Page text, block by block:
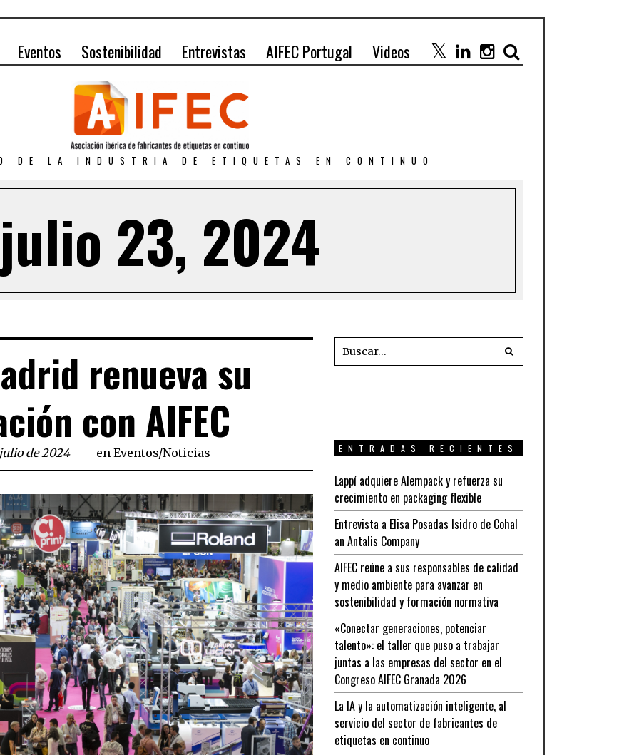
Eventos Sostenibilidad Entrevistas AIFEC Portugal Videos
DE LA INDUSTRIA DE ETIQUETAS EN CONTINUO
julio 23, 2024
renueva su
con AIFEC
de 2024 enEventos/Noticias ENTRADAS RECIENTES
Lappí adquiere Alempack y refuerza su
crecimiento en packaging flexible
Entrevista a Elisa Posadas Isidro de Cohal
an Antalis Company
AIFEC reúne a sus responsables de calidad
y medio ambiente para avanzar en
sostenibilidad y formación normativa
«Conectar generaciones, potenciar
talento»: el taller que puso a trabajar
juntas a las empresas del sector en el
Congreso AIFEC Granada 2026
La IA y la automatización inteligente, al
servicio del sector de fabricantes de
etiquetas en continuo